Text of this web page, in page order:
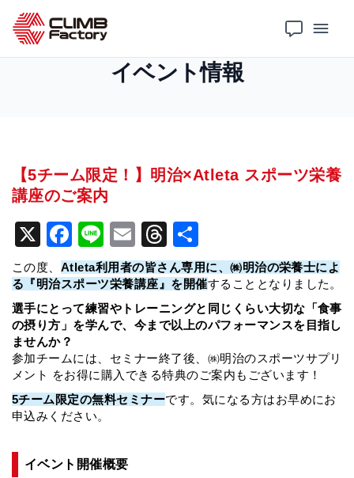
ホーム
イベント情報
【5チーム限定！】明治×Atleta スポーツ栄養
講座のご案内
X
F
a
c
e
b
o
o
k
Li
n
e
E
m
ai
l
T
hr
e
a
d
s
有
この度、 Atleta利用者の皆さん専用に、㈱明治の栄養士によ
る『明治スポーツ栄養講座』を開催することとなりました。
選手にとって練習やトレーニングと同じくらい大切な「食事
の摂り方」を学んで、今まで以上のパフォーマンスを目指し
ませんか？
参加チームには、セミナー終了後、㈱明治のスポーツサプリ
メント をお得に購入できる特典のご案内もございます！
5チーム限定の無料セミナーです。気になる方はお早めにお
申込みください。
イベント開催概要